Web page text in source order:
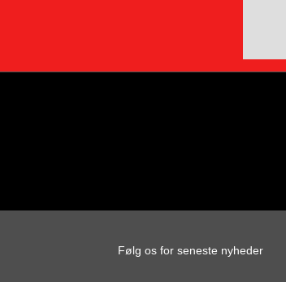
Følg os for seneste nyheder